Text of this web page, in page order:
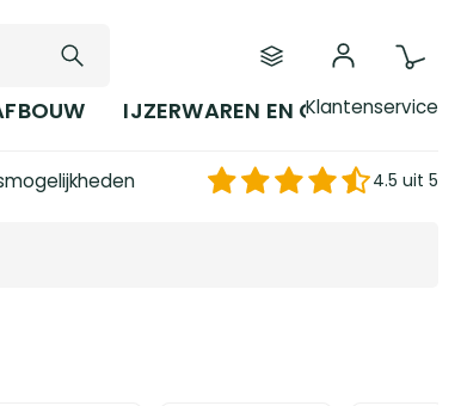
IJZERWAREN EN GEREEDSCHAP
Klantenservice
4.5 uit 5